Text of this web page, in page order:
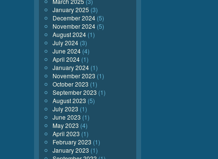
January 2025 (3)
December 2024 (5)
November 2024 (5)
August 2024 (1)
July 2024 (3)
June 2024 (4)
April 2024 (1)
January 2024 (1)
November 2023 (1)
October 2023 (1)
September 2023 (1)
August 2023 (5)
July 2023 (1)
June 2023 (1)
May 2023 (4)
April 2023 (1)
February 2023 (1)
January 2023 (1)